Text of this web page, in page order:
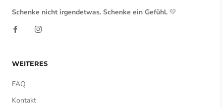
Schenke nicht irgendetwas. Schenke ein Gefühl. 💛
WEITERES
FAQ
Kontakt